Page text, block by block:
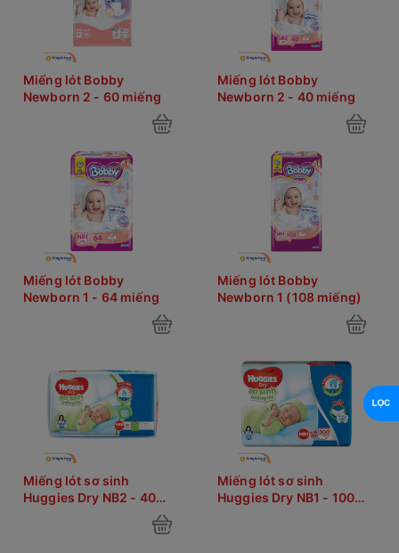
Miếng lót Bobby
Newborn 2 - 60 miếng
Miếng lót Bobby
Newborn 2 - 40 miếng
Miếng lót Bobby
Newborn 1 - 64 miếng
Miếng lót Bobby
Newborn 1 (108 miếng)
Miếng lót sơ sinh
Huggies Dry NB2 - 40
Miếng lót sơ sinh
Huggies Dry NB1 - 100